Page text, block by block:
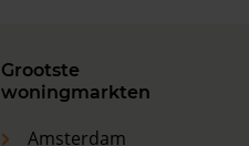
Grootste
woningmarkten
Amsterdam